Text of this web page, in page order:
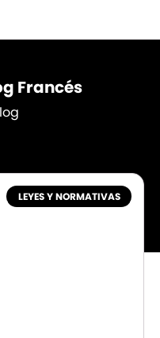
Francés
LEYES Y NORMATIVAS